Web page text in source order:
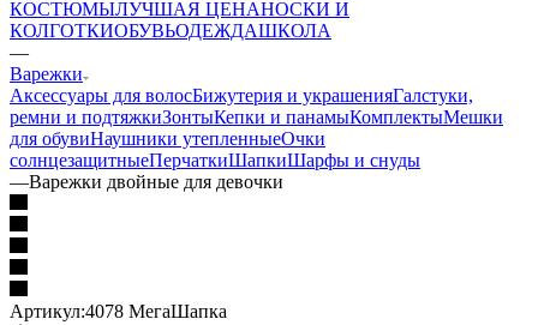
КОСТЮМЫЛУЧШАЯ ЦЕНАНОСКИ И
КОЛГОТКИОБУВЬОДЕЖДАШКОЛА
—
Варежки
Аксессуары для волосБижутерия и украшенияГалстуки,
ремни и подтяжкиЗонтыКепки и панамыКомплектыМешки
для обувиНаушники утепленныеОчки
солнцезащитныеПерчаткиШапкиШарфы и снуды
—Варежки двойные для девочки
Артикул:4078 МегаШапка